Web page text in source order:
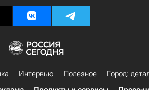
Интервью Полезное
Город: